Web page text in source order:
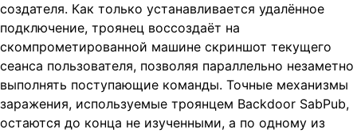
создателя. Как только устанавливается удалённое
подключение, троянец воссоздаёт на
скомпрометированной машине скриншот текущего
сеанса пользователя, позволяя параллельно незаметно
выполнять поступающие команды. Точные механизмы
заражения, используемые троянцем Backdoor SabPub,
остаются до конца не изученными, а по одному из